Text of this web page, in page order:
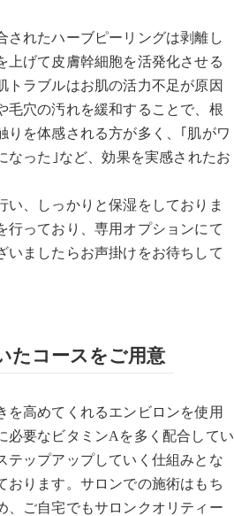
されたハーブピーリングは剥離し
上げて皮膚幹細胞を活発化させる
トラブルはお肌の活力不足が原因
毛穴の汚れを緩和することで、根
を体感される方が多く、｢肌がワ
なった｣など、効果を実感されたお
い、しっかりと保湿をしておりま
行っており、専用オプションにて
いましたらお声掛けをお待ちして
たコースをご用意
高めてくれるエンビロンを使用
必要なビタミンAを多く配合してい
テップアップしていく仕組みとな
おります。サロンでの施術はもち
、ご自宅でもサロンクオリティー